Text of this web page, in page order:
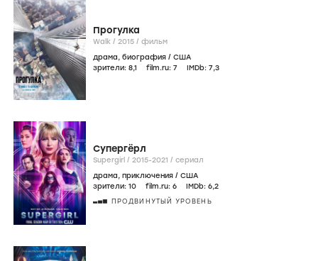
Прогулка
Walk / 2015 / фильм
драма, биография / США
зрители: 8,1 film.ru: 7 IMDb: 7,3
Супергёрл
Supergirl / 2015-2021 / сериал
драма, приключения / США
зрители: 10 film.ru: 6 IMDb: 6,2
ПРОДВИНУТЫЙ УРОВЕНЬ